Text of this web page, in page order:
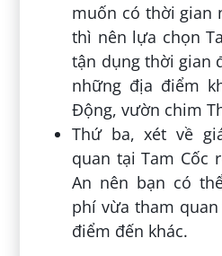
muốn có thời gian
thì nên lựa chọn
tận dụng thời gian
những địa điểm
Động, vườn chim
Thứ ba, xét về
quan tại Tam Cốc
An nên bạn có
phí vừa tham
điểm đến khác.